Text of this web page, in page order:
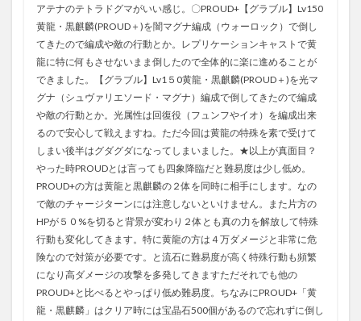
アテナのテトラドグマがいい感じ。〇PROUD+【グラブル】Lv150
黄龍・黒麒麟(PROUD＋)を闇マグナ編成（ウォーロック）で倒し
てきたので編成や敵の行動とか。レプリケーションキャストで黄
龍に特に何もさせないまま倒したので全体的に楽に進めることが
できました。【グラブル】Lv1５0黄龍・黒麒麟(PROUD＋)を光マ
グナ（シュヴァリエソード・マグナ）編成で倒してきたので編成
や敵の行動とか。光属性は回復役（フュンフやイオ）を編成出来
るので安心して戦えますね。ただ今回は黄龍の特殊を素で受けて
しまい後半はグダグダになってしまいました。★以上が真面目？
やった時PROUDとは言っても四象降臨だと難易度は少し低め。
PROUD+の方は黄龍と黒麒麟の２体を同時に相手にします。なの
で敵のチャージターンには注意しないといけません。また片方の
HPが５０%を切ると背景が変わり２体とも真の力を解放して特殊
行動も変化してきます。特に黄龍の方は４万ダメージと非常に危
険なので対策が必要です。と流石に難易度が高く特殊行動も頻繁
になり高ダメージの攻撃を多発してきますただそれでも他の
PROUD+と比べるとやっぱり低め難易度。ちなみにPROUD+「黄
龍・黒麒麟」はクリア時には宝晶石500個があるので忘れずに倒し